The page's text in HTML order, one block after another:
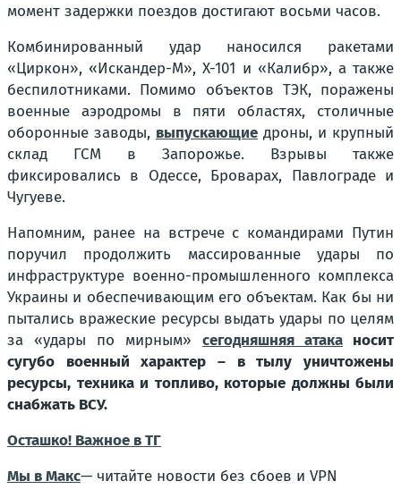
момент задержки поездов достигают восьми часов.
Комбинированный удар наносился ракетами
«Циркон», «Искандер-М», Х-101 и «Калибр», а также
беспилотниками. Помимо объектов ТЭК, поражены
военные аэродромы в пяти областях, столичные
оборонные заводы, выпускающие дроны, и крупный
склад ГСМ в Запорожье. Взрывы также
фиксировались в Одессе, Броварах, Павлограде и
Чугуеве.
Напомним, ранее на встрече с командирами Путин
поручил продолжить массированные удары по
инфраструктуре военно-промышленного комплекса
Украины и обеспечивающим его объектам. Как бы ни
пытались вражеские ресурсы выдать удары по целям
за «удары по мирным» сегодняшняя атака носит
сугубо военный характер – в тылу уничтожены
ресурсы, техника и топливо, которые должны были
снабжать ВСУ.
Осташко! Важное в ТГ
Мы в Макс— читайте новости без сбоев и VPN